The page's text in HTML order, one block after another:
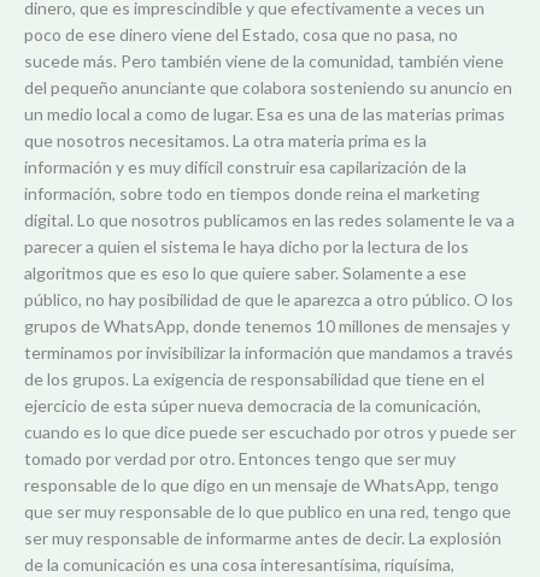
dinero, que es imprescindible y que efectivamente a veces un
poco de ese dinero viene del Estado, cosa que no pasa, no
sucede más. Pero también viene de la comunidad, también viene
del pequeño anunciante que colabora sosteniendo su anuncio en
un medio local a como de lugar. Esa es una de las materias primas
que nosotros necesitamos. La otra materia prima es la
información y es muy difícil construir esa capilarización de la
información, sobre todo en tiempos donde reina el marketing
digital. Lo que nosotros publicamos en las redes solamente le va a
parecer a quien el sistema le haya dicho por la lectura de los
algoritmos que es eso lo que quiere saber. Solamente a ese
público, no hay posibilidad de que le aparezca a otro público. O los
grupos de WhatsApp, donde tenemos 10 millones de mensajes y
terminamos por invisibilizar la información que mandamos a través
de los grupos. La exigencia de responsabilidad que tiene en el
ejercicio de esta súper nueva democracia de la comunicación,
cuando es lo que dice puede ser escuchado por otros y puede ser
tomado por verdad por otro. Entonces tengo que ser muy
responsable de lo que digo en un mensaje de WhatsApp, tengo
que ser muy responsable de lo que publico en una red, tengo que
ser muy responsable de informarme antes de decir. La explosión
de la comunicación es una cosa interesantísima, riquísima,